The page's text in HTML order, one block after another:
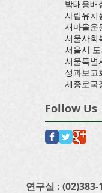
박태응배
사립유치
새마을운
서울사회
서울시
서울특별
성과보고
세종로국
Follow Us
연구실 : (02)383-